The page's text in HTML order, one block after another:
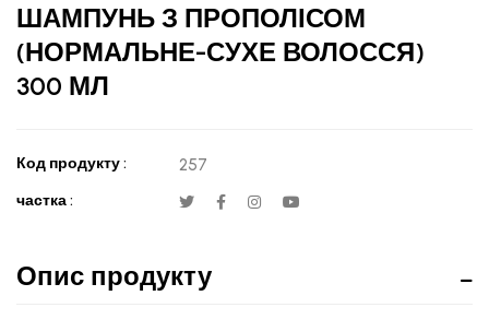
ШАМПУНЬ З ПРОПОЛІСОМ
(НОРМАЛЬНЕ-СУХЕ ВОЛОССЯ)
300 МЛ
Код продукту : 257
частка :
Опис продукту